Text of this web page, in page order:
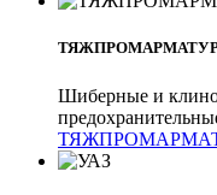
Шиберные и